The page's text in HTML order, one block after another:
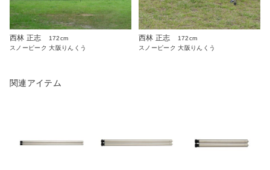
西林 正志
172cm
スノーピーク 大阪りんくう
西林 正志
172cm
スノーピーク 大阪りんくう
関連アイテム